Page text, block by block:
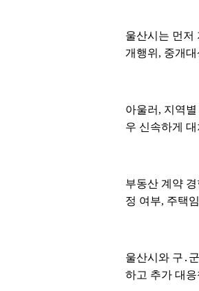
울산시는 먼저
개행위, 중개
아울러, 지역
우 신속하게
부동산 계약
정 여부, 주택
울산시와 구․
하고 추가 대